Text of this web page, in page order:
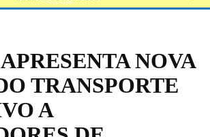
NOVA
TRANSPORTE
A